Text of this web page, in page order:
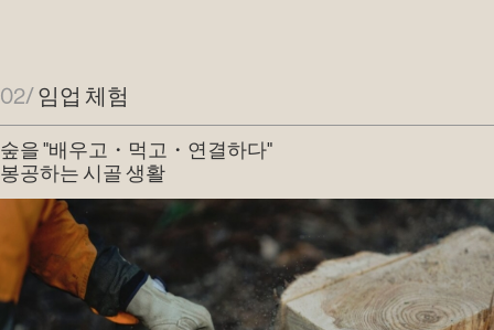
02/임업 체험
숲을 "배우고・먹고・연결하다"
봉공하는 시골 생활